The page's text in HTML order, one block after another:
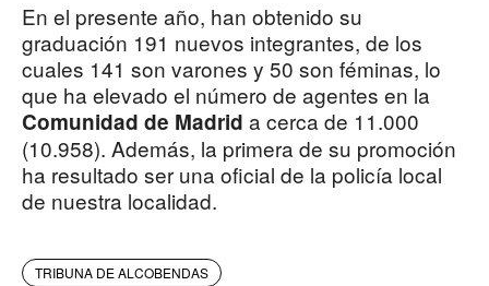
En el presente año, han obtenido su
graduación 191 nuevos integrantes, de los
cuales 141 son varones y 50 son féminas, lo
que ha elevado el número de agentes en la
Comunidad de Madrid a cerca de 11.000
(10.958). Además, la primera de su promoción
ha resultado ser una oficial de la policía local
de nuestra localidad.
TRIBUNA DE ALCOBENDAS